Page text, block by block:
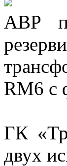
АВР
RM6 с
ГК
двух